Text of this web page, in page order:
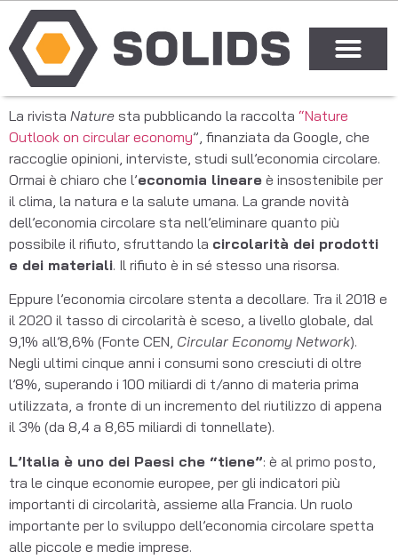
La rivista Nature sta pubblicando la raccolta “Nature
Outlook on circular economy”, finanziata da Google, che
raccoglie opinioni, interviste, studi sull’economia circolare.
Ormai è chiaro che l’economia lineare è insostenibile per
il clima, la natura e la salute umana. La grande novità
dell’economia circolare sta nell’eliminare quanto più
possibile il rifiuto, sfruttando la circolarità dei prodotti
e dei materiali. Il rifiuto è in sé stesso una risorsa.
Eppure l’economia circolare stenta a decollare. Tra il 2018 e
il 2020 il tasso di circolarità è sceso, a livello globale, dal
9,1% all’8,6% (Fonte CEN, Circular Economy Network).
Negli ultimi cinque anni i consumi sono cresciuti di oltre
l’8%, superando i 100 miliardi di t/anno di materia prima
utilizzata, a fronte di un incremento del riutilizzo di appena
il 3% (da 8,4 a 8,65 miliardi di tonnellate).
L’Italia è uno dei Paesi che “tiene”: è al primo posto,
tra le cinque economie europee, per gli indicatori più
importanti di circolarità, assieme alla Francia. Un ruolo
importante per lo sviluppo dell’economia circolare spetta
alle piccole e medie imprese.